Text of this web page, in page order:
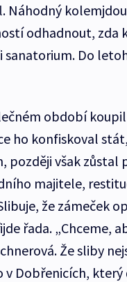
Náhodný
odhadnout, zda
Do
období
ho konfiskoval
později však zůstal
majitele,
že zámeček
řada. „Chceme,
Že sliby
Dobřenicích,